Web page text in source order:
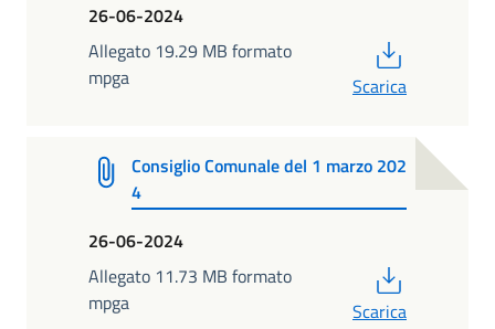
26-06-2024
Allegato 19.29 MB formato
mpga
Scarica
Consiglio Comunale del 1 marzo 202
4
26-06-2024
Allegato 11.73 MB formato
mpga
Scarica